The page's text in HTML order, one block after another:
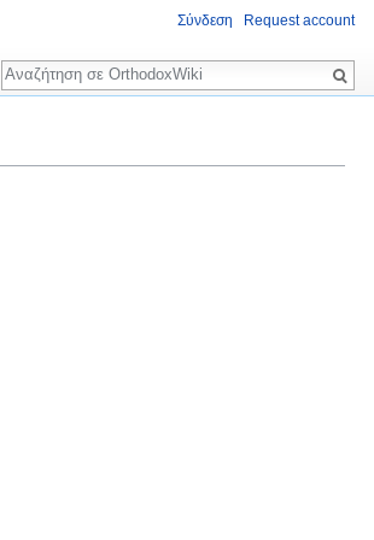
Σύνδεση Request account
Αναζήτηση